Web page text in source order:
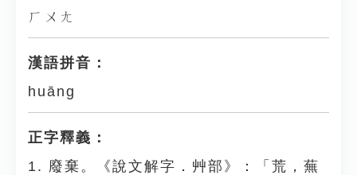
ㄏㄨㄤ
漢語拼音：
huāng
正字釋義：
1. 廢棄。《說文解字．艸部》：「荒，蕪